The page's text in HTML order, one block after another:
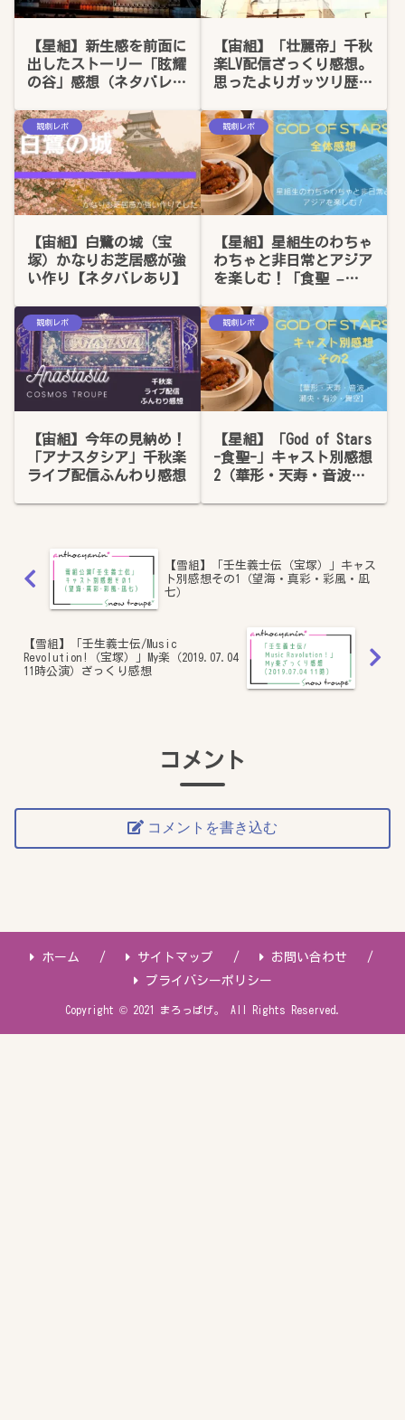
【星組】新生感を前面に
出したストーリー「眩耀
の谷」感想（ネタバレあ
【宙組】「壮麗帝」千秋
楽LV配信ざっくり感想。
思ったよりガッツリ歴史
（ネタバレあり）
観劇レポ
【宙組】白鷺の城（宝
塚）かなりお芝居感が強
い作り【ネタバレあり】
観劇レポ
【星組】星組生のわちゃ
わちゃと非日常とアジア
を楽しむ！「食聖 –
1：お話全体の感想
観劇レポ
【宙組】今年の見納め！
「アナスタシア」千秋楽
ライブ配信ふんわり感想
観劇レポ
【星組】「God of Stars
-食聖-」キャスト別感想
2（華形・天寿・音波・
【雪組】「壬生義士伝（宝塚）」キャス
ト別感想その1（望海・真彩・彩風・凪
七）
【雪組】「壬生義士伝/Music
Revolution!（宝塚）」My楽（2019.07.04
11時公演）ざっくり感想
コメント
コメントを書き込む
ホーム サイトマップ
お問い合わせ
プライバシーポリシー
Copyright © 2021 まろっぱげ。 All Rights Reserved.